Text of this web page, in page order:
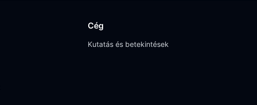
Cég
Kutatás és betekintések